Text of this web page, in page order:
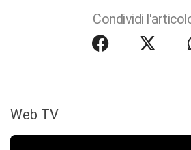
Condividi
Web TV